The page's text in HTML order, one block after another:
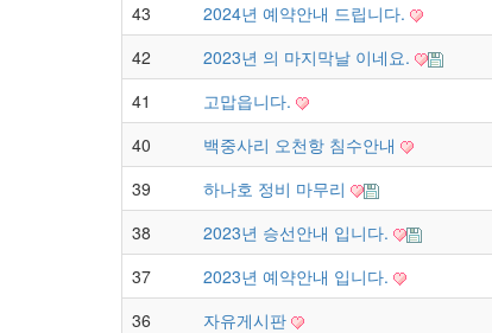
43
2024년 예약안내 드립니다.
42
2023년 의 마지막날 이네요.
41
고맙읍니다.
40
백중사리 오천항 침수안내
39
하나호 정비 마무리
38
2023년 승선안내 입니다.
37
2023년 예약안내 입니다.
36
자유게시판